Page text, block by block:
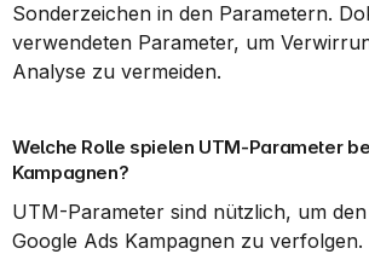
Sonderzeichen in den Parametern.
verwendeten Parameter, um
Analyse zu vermeiden.
Welche Rolle spielen UTM-Parameter
Kampagnen?
UTM-Parameter sind nützlich, um
Google Ads Kampagnen zu